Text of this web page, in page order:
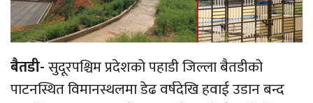
बैतडी-सुदूरपश्चिम प्रदेशको पहाडी जिल्ला बैतडीको
पाटनस्थित विमानस्थलमा डेढ वर्षदेखि हवाई उडान बन्द